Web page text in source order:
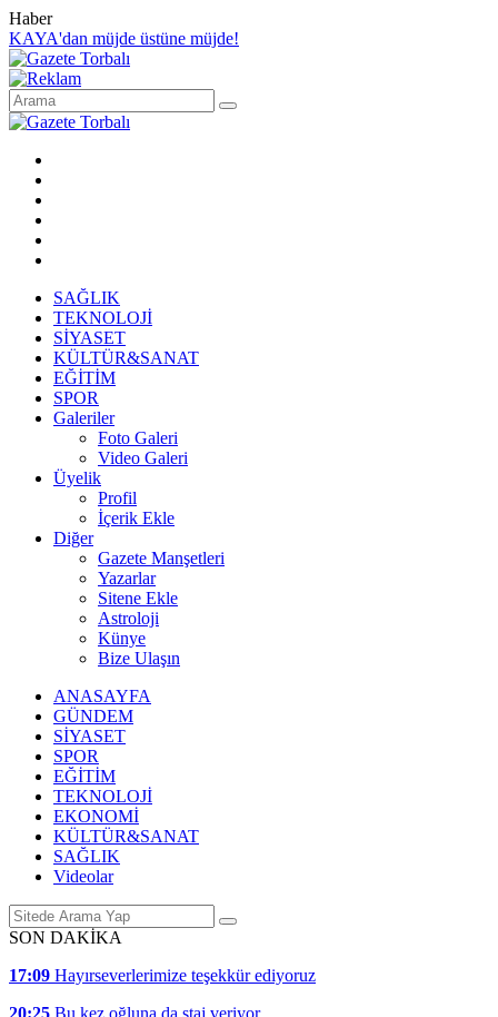
Haber
KAYA'dan müjde üstüne müjde!
SAĞLIK
TEKNOLOJİ
SİYASET
KÜLTÜR&SANAT
EĞİTİM
SPOR
Galeriler
Foto Galeri
Video Galeri
Üyelik
Profil
İçerik Ekle
Diğer
Gazete Manşetleri
Yazarlar
Sitene Ekle
Astroloji
Künye
Bize Ulaşın
ANASAYFA
GÜNDEM
SİYASET
SPOR
EĞİTİM
TEKNOLOJİ
EKONOMİ
KÜLTÜR&SANAT
SAĞLIK
Videolar
SON DAKİKA
17:09 Hayırseverlerimize teşekkür ediyoruz
20:25 Bu kez oğluna da staj veriyor